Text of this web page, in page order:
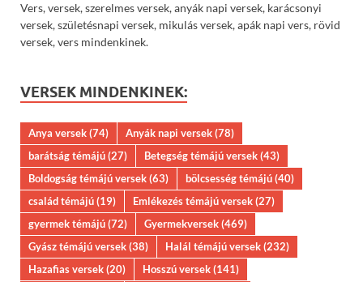
Vers, versek, szerelmes versek, anyák napi versek, karácsonyi
versek, születésnapi versek, mikulás versek, apák napi vers, rövid
versek, vers mindenkinek.
VERSEK MINDENKINEK:
Anya versek(74) Anyák napi versek(78)
barátság témájú(27) Betegség témájú versek(43)
Boldogság témájú versek(63) bölcsesség témájú(40)
család témájú(19) Emlékezés témájú versek(27)
gyermek témájú(72) Gyermekversek(469)
Gyász témájú versek(38) Halál témájú versek(232)
Hazafias versek(20) Hosszú versek(141)